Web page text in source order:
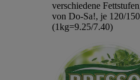
verschiedene
von Do-Sa!, je 120/
(1kg=9.25/7.40)